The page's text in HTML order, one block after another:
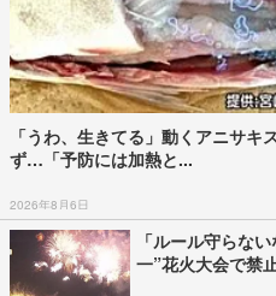
「うわ、生きてる」動くアニサ
ず…「予防には加熱と...
2026年8月6日
「ルール守らな
一”花火大会で禁